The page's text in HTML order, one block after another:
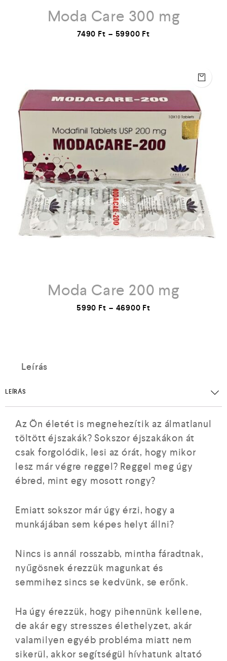
Moda Care 300 mg
7490 Ft – 59900 Ft
Moda Care 200 mg
5990 Ft – 46900 Ft
Leírás
LEÍRÁS
Az Ön életét is megnehezítik az álmatlanul
töltött éjszakák? Sokszor éjszakákon át
csak forgolódik, lesi az órát, hogy mikor
lesz már végre reggel? Reggel meg úgy
ébred, mint egy mosott rongy?
Emiatt sokszor már úgy érzi, hogy a
munkájában sem képes helyt állni?
Nincs is annál rosszabb, mintha fáradtnak,
nyűgösnek érezzük magunkat és
semmihez sincs se kedvünk, se erőnk.
Ha úgy érezzük, hogy pihennünk kellene,
de akár egy stresszes élethelyzet, akár
valamilyen egyéb probléma miatt nem
sikerül, akkor segítségül hívhatunk altató